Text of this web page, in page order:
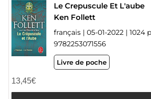
Le Crepuscule Et L'aube
Ken Follett
français | 05-01-2022 | 1024
9782253071556
Livre de poche
13,45€